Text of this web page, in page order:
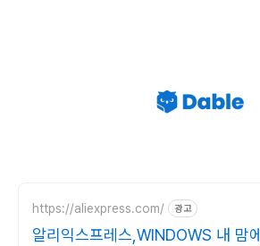
https://aliexpress.com/ 광고
알리익스프레스,WINDOWS 내 맘에